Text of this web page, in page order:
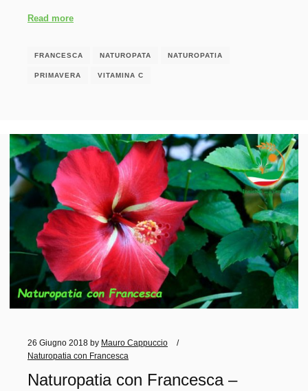
Read more
FRANCESCA NATUROPATA NATUROPATIA
PRIMAVERA VITAMINA C
26 Giugno 2018 by Mauro Cappuccio
Naturopatia con Francesca
Naturopatia con Francesca –